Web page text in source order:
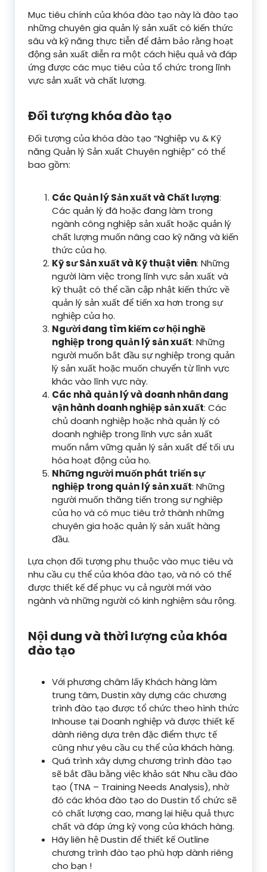
Mục tiêu chính của khóa đào tạo này là đào tạo
những chuyên gia quản lý sản xuất có kiến thức
sâu và kỹ năng thực tiễn để đảm bảo rằng hoạt
động sản xuất diễn ra một cách hiệu quả và đáp
ứng được các mục tiêu của tổ chức trong lĩnh
vực sản xuất và chất lượng.
Đối tượng khóa đào tạo
Đối tượng của khóa đào tạo “Nghiệp vụ & Kỹ
năng Quản lý Sản xuất Chuyên nghiệp” có thể
bao gồm:
Các Quản lý Sản xuất và Chất lượng:
Các quản lý đã hoặc đang làm trong
ngành công nghiệp sản xuất hoặc quản lý
chất lượng muốn nâng cao kỹ năng và kiến
thức của họ.
Kỹ sư Sản xuất và Kỹ thuật viên: Những
người làm việc trong lĩnh vực sản xuất và
kỹ thuật có thể cần cập nhật kiến thức về
quản lý sản xuất để tiến xa hơn trong sự
nghiệp của họ.
Người đang tìm kiếm cơ hội nghề
nghiệp trong quản lý sản xuất: Những
người muốn bắt đầu sự nghiệp trong quản
lý sản xuất hoặc muốn chuyển từ lĩnh vực
khác vào lĩnh vực này.
Các nhà quản lý và doanh nhân đang
vận hành doanh nghiệp sản xuất: Các
chủ doanh nghiệp hoặc nhà quản lý có
doanh nghiệp trong lĩnh vực sản xuất
muốn nắm vững quản lý sản xuất để tối ưu
hóa hoạt động của họ.
Những người muốn phát triển sự
nghiệp trong quản lý sản xuất: Những
người muốn thăng tiến trong sự nghiệp
của họ và có mục tiêu trở thành những
chuyên gia hoặc quản lý sản xuất hàng
đầu.
Lựa chọn đối tượng phụ thuộc vào mục tiêu và
nhu cầu cụ thể của khóa đào tạo, và nó có thể
được thiết kế để phục vụ cả người mới vào
ngành và những người có kinh nghiệm sâu rộng.
Nội dung và thời lượng của khóa
đào tạo
Với phương châm lấy Khách hàng làm
trung tâm, Dustin xây dựng các chương
trình đào tạo được tổ chức theo hình thức
Inhouse tại Doanh nghiệp và được thiết kế
dành riêng dựa trên đặc điểm thực tế
cũng như yêu cầu cụ thể của khách hàng.
Quá trình xây dựng chương trình đào tạo
sẽ bắt đầu bằng việc khảo sát Nhu cầu đào
tạo (TNA – Training Needs Analysis), nhờ
đó các khóa đào tạo do Dustin tổ chức sẽ
có chất lượng cao, mang lại hiệu quả thực
chất và đáp ứng kỳ vọng của khách hàng.
Hãy liên hệ Dustin để thiết kế Outline
chương trình đào tạo phù hợp dành riêng
cho bạn !